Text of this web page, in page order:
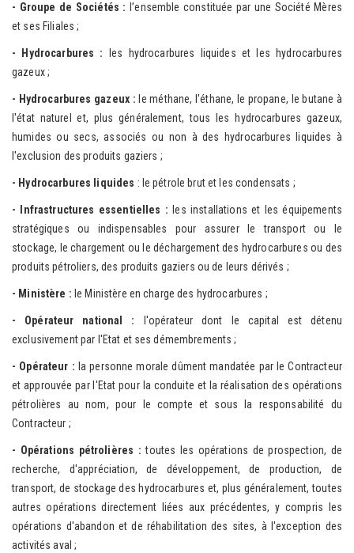
- Groupe de Sociétés : l’ensemble constituée par une Société Mères
et ses Filiales ;
- Hydrocarbures :
les hydrocarbures liquides et les hydrocarbures
gazeux ;
- Hydrocarbures gazeux : le méthane, l'éthane, le propane, le butane à
l'état naturel et, plus généralement, tous les hydrocarbures gazeux,
humides ou secs, associés ou non à des hydrocarbures liquides à
l'exclusion des produits gaziers ;
- Hydrocarbures liquides : le pétrole brut et les condensats ;
- Infrastructures essentielles : les installations et les équipements
stratégiques ou indispensables pour assurer le transport ou le
stockage, le chargement ou le déchargement des hydrocarbures ou des
produits pétroliers, des produits gaziers ou de leurs dérivés ;
- Ministère : le Ministère en charge des hydrocarbures ;
- Opérateur national :
l'opérateur dont le capital est détenu
exclusivement par l'Etat et ses démembrements ;
- Opérateur : la personne morale dûment mandatée par le Contracteur
et approuvée par l'Etat pour la conduite et la réalisation des opérations
pétrolières au nom, pour le compte et sous la responsabilité du
Contracteur ;
- Opérations pétrolières :toutes les opérations de prospection, de
recherche, d'appréciation, de développement, de production, de
transport, de stockage des hydrocarbures et, plus généralement, toutes
autres opérations directement liées aux précédentes, y compris les
opérations d'abandon et de réhabilitation des sites, à l'exception des
activités aval ;